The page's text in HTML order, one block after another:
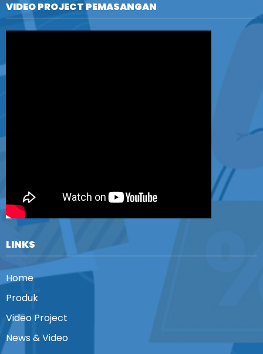
VIDEO PROJECT PEMASANGAN
LINKS
Home
Produk
Video Project
News & Video